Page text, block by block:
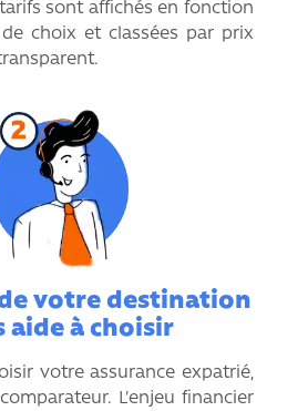
sont affichés en fonction
choix et classées par prix
votre destination
aide à choisir
votre assurance expatrié,
L'enjeu financier